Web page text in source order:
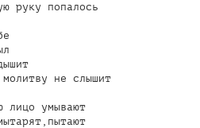
руку попалось
не слышит
лицо умывают